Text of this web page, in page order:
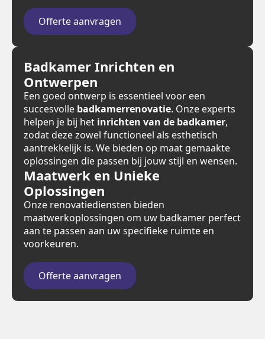
Offerte aanvragen
Badkamer Inrichten en
Ontwerpen
Een goed ontwerp is essentieel voor een
succesvolle badkamerrenovatie. Onze experts
helpen je bij het inrichten van de badkamer,
zodat deze zowel functioneel als esthetisch
aantrekkelijk is. We bieden op maat gemaakte
oplossingen die passen bij jouw stijl en wensen.
Maatwerk en Unieke
Oplossingen
Onze renovatiediensten bieden
maatwerkoplossingen om uw badkamer perfect
aan te passen aan uw specifieke ruimte en
voorkeuren.
Offerte aanvragen